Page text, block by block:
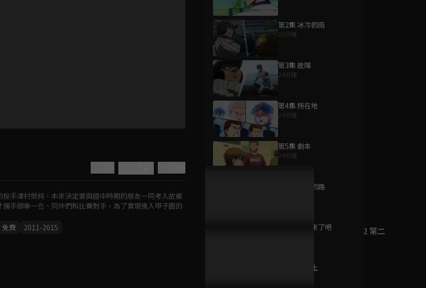
第2集 冰冷的雨
23分鐘
第3集 故障
24分鐘
第4集 所在地
24分鐘
第5集 劇本
24分鐘
第6集 自己的路
第7集 投出來了吧
第8集 下剋上
手澤村榮純，本來決定要與國中時期的朋友一同考入故鄉
手御幸一也、同伴們和比賽對手，為了實現進入甲子園的
免費 2011-2015
為您推薦
鑽石王牌 ACT2 第二